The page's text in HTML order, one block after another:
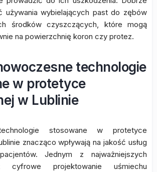
używania wybielających past do zębów
środków czyszczących, które mogą
na powierzchnię koron czy protez.
technologie
w protetyce
w Lublinie
stosowane w protetyce
znacząco wpływają na jakość usług
Jednym z najważniejszych
cyfrowe projektowanie uśmiechu